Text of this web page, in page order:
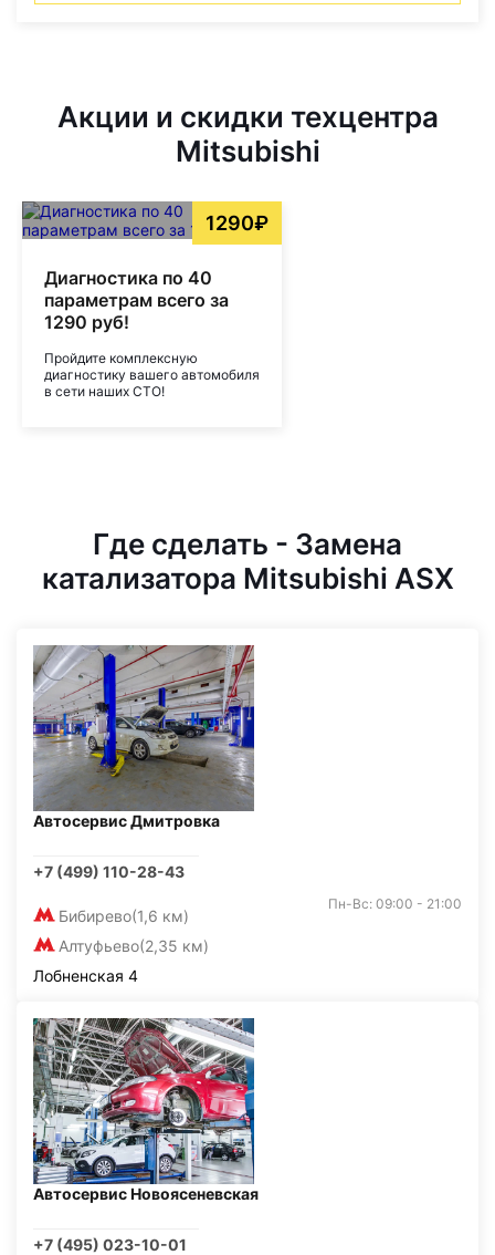
Акции и скидки техцентра
Mitsubishi
1290₽
Диагностика по 40
параметрам всего за
1290 руб!
Пройдите комплексную
диагностику вашего автомобиля
в сети наших СТО!
Где сделать - Замена
катализатора Mitsubishi ASX
Автосервис Дмитровка
+7 (499) 110-28-43
Бибирево(1,6 км)
Алтуфьево(2,35 км)
Пн-Вс: 09:00 - 21:00
Лобненская 4
Автосервис Новоясеневская
+7 (495) 023-10-01